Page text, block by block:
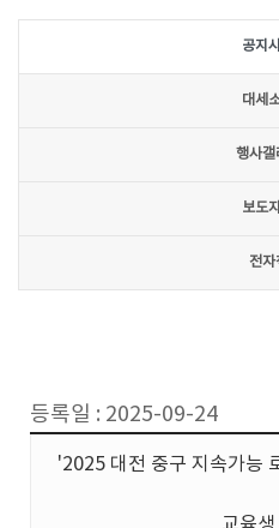
공지
대세
행사갤
보도
전자
등록일 : 2025-09-24
'2025 대전 중구 지속가능